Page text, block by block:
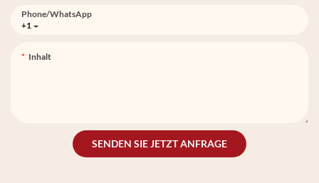
+1
Phone/whatsApp
Inhalt
SENDEN SIE JETZT ANFRAGE